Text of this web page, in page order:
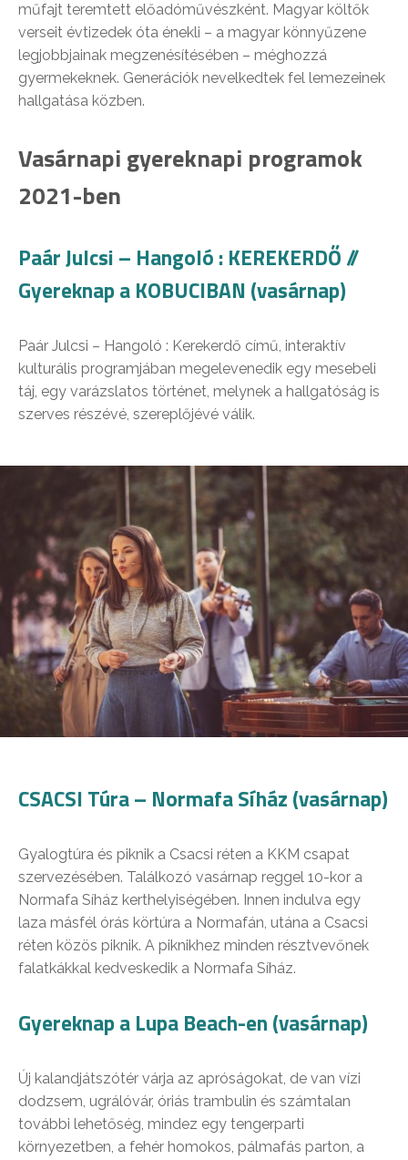
műfajt teremtett előadóművészként. Magyar költők
verseit évtizedek óta énekli – a magyar könnyűzene
legjobbjainak megzenésítésében – méghozzá
gyermekeknek. Generációk nevelkedtek fel lemezeinek
hallgatása közben.
Vasárnapi gyereknapi programok
2021-ben
Paár Julcsi – Hangoló : KEREKERDŐ //
Gyereknap a KOBUCIBAN (vasárnap)
Paár Julcsi – Hangoló : Kerekerdő című, interaktív
kulturális programjában megelevenedik egy mesebeli
táj, egy varázslatos történet, melynek a hallgatóság is
szerves részévé, szereplőjévé válik.
CSACSI Túra – Normafa Síház (vasárnap)
Gyalogtúra és piknik a Csacsi réten a KKM csapat
szervezésében. Találkozó vasárnap reggel 10-kor a
Normafa Síház kerthelyiségében. Innen indulva egy
laza másfél órás körtúra a Normafán, utána a Csacsi
réten közös piknik. A piknikhez minden résztvevőnek
falatkákkal kedveskedik a Normafa Síház.
Gyereknap a Lupa Beach-en (vasárnap)
Új kalandjátszótér várja az apróságokat, de van vízi
dodzsem, ugrálóvár, óriás trambulin és számtalan
további lehetőség, mindez egy tengerparti
környezetben, a fehér homokos, pálmafás parton, a